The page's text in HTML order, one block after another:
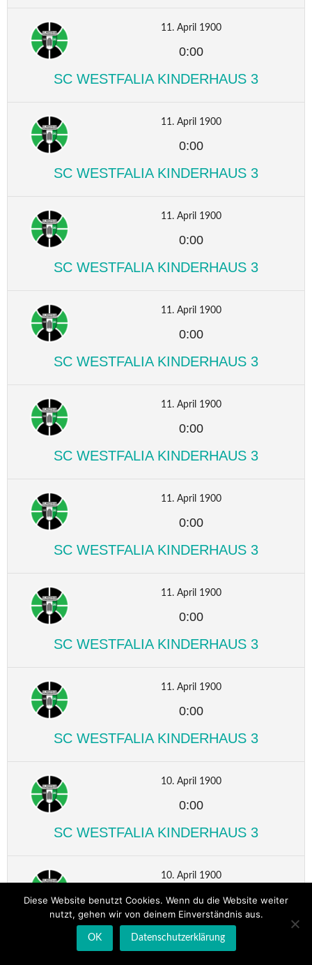
11. April 1900
0:00
SC WESTFALIA KINDERHAUS 3
11. April 1900
0:00
SC WESTFALIA KINDERHAUS 3
11. April 1900
0:00
SC WESTFALIA KINDERHAUS 3
11. April 1900
0:00
SC WESTFALIA KINDERHAUS 3
11. April 1900
0:00
SC WESTFALIA KINDERHAUS 3
11. April 1900
0:00
SC WESTFALIA KINDERHAUS 3
11. April 1900
0:00
SC WESTFALIA KINDERHAUS 3
11. April 1900
0:00
SC WESTFALIA KINDERHAUS 3
10. April 1900
0:00
SC WESTFALIA KINDERHAUS 3
10. April 1900
0:00
SC WESTFALIA KINDERHAUS 3
Diese Website benutzt Cookies. Wenn du die Website weiter
nutzt, gehen wir von deinem Einverständnis aus.
OK Datenschutzerklärung